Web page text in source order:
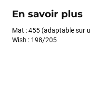
En savoir plus
Mat : 455 (adaptable sur
Wish : 198/205